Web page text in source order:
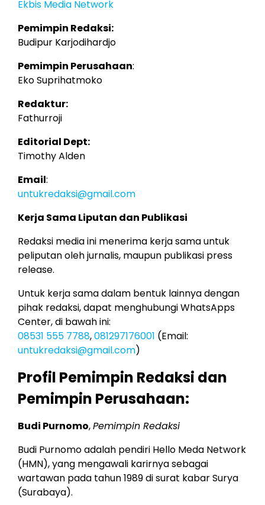
Ekbis Media Network
Pemimpin Redaksi:
Budipur Karjodihardjo
Pemimpin Perusahaan:
Eko Suprihatmoko
Redaktur:
Fathurroji
Editorial Dept:
Timothy Alden
Email:
untukredaksi@gmail.com
Kerja Sama Liputan dan Publikasi
Redaksi media ini menerima kerja sama untuk
peliputan oleh jurnalis, maupun publikasi press
release.
Untuk kerja sama dalam bentuk lainnya dengan
pihak redaksi, dapat menghubungi WhatsApps
Center, di bawah ini:
08531 555 7788,081297176001 (Email:
untukredaksi@gmail.com)
Profil Pemimpin Redaksi dan
Pemimpin Perusahaan:
Budi Purnomo,Pemimpin Redaksi
Budi Purnomo adalah pendiri Hello Meda Network
(HMN), yang mengawali karirnya sebagai
wartawan pada tahun 1989 di surat kabar Surya
(Surabaya).